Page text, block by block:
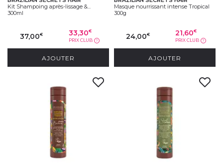
Kit Shampoing après-lissage &...
300ml
37,00€ 33,30€
PRIX CLUB ?
AJOUTER
Masque nourrissant intense Tropical
300g
24,00€ 21,60€
PRIX CLUB ?
AJOUTER